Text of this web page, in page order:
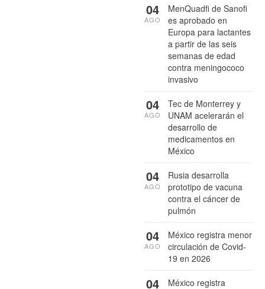
MenQuadfi de Sanofi
es aprobado en
Europa para lactantes
a partir de las seis
semanas de edad
contra meningococo
invasivo
04
AGO
Tec de Monterrey y
UNAM acelerarán el
desarrollo de
medicamentos en
México
04
AGO
Rusia desarrolla
prototipo de vacuna
contra el cáncer de
pulmón
04
AGO
México registra menor
circulación de Covid-
19 en 2026
04
AGO
México registra
04